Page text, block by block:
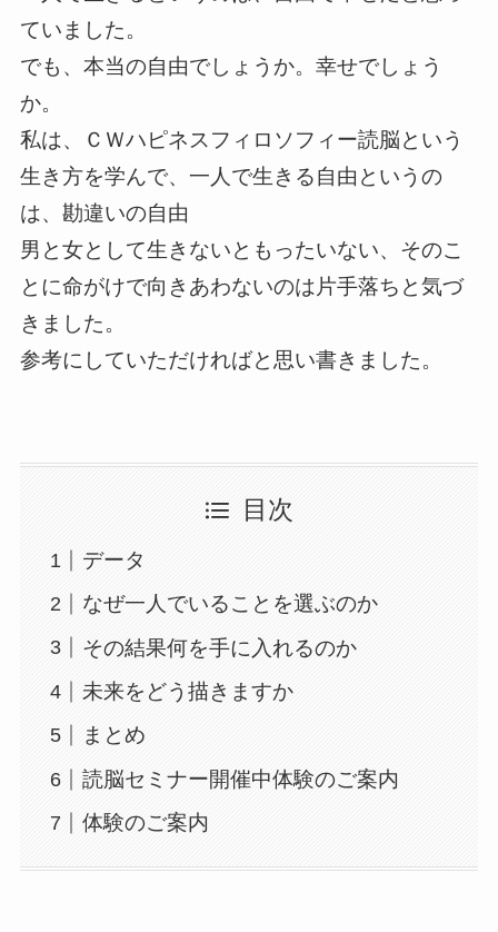
ていました。
でも、本当の自由でしょうか。幸せでしょう
か。
私は、ＣＷハピネスフィロソフィー読脳という
生き方を学んで、一人で生きる自由というの
は、勘違いの自由
男と女として生きないともったいない、そのこ
とに命がけで向きあわないのは片手落ちと気づ
きました。
参考にしていただければと思い書きました。
目次
データ
なぜ一人でいることを選ぶのか
その結果何を手に入れるのか
未来をどう描きますか
まとめ
読脳セミナー開催中体験のご案内
体験のご案内